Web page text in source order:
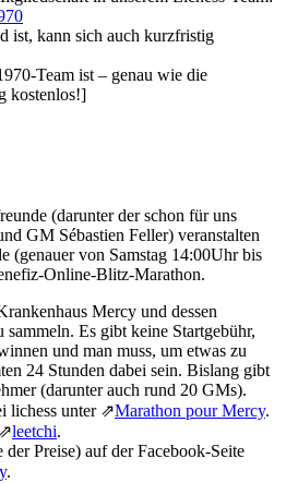
ist, kann sich auch kurzfristig
Team ist – genau wie die
kostenlos!]
(darunter der schon für uns
GM Sébastien Feller) veranstalten
(genauer von Samstag 14:00Uhr bis
Online-Blitz-Marathon.
Mercy und dessen
Es gibt keine Startgebühr,
und man muss, um etwas zu
24 Stunden dabei sein. Bislang gibt
(darunter auch rund 20 GMs).
lichess unter ⇗Marathon pour Mercy.
leetchi.
Preise) auf der Facebook-Seite
.